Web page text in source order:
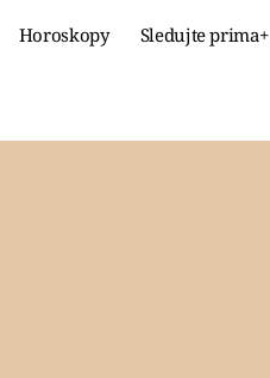
Horoskopy Sledujte prima+